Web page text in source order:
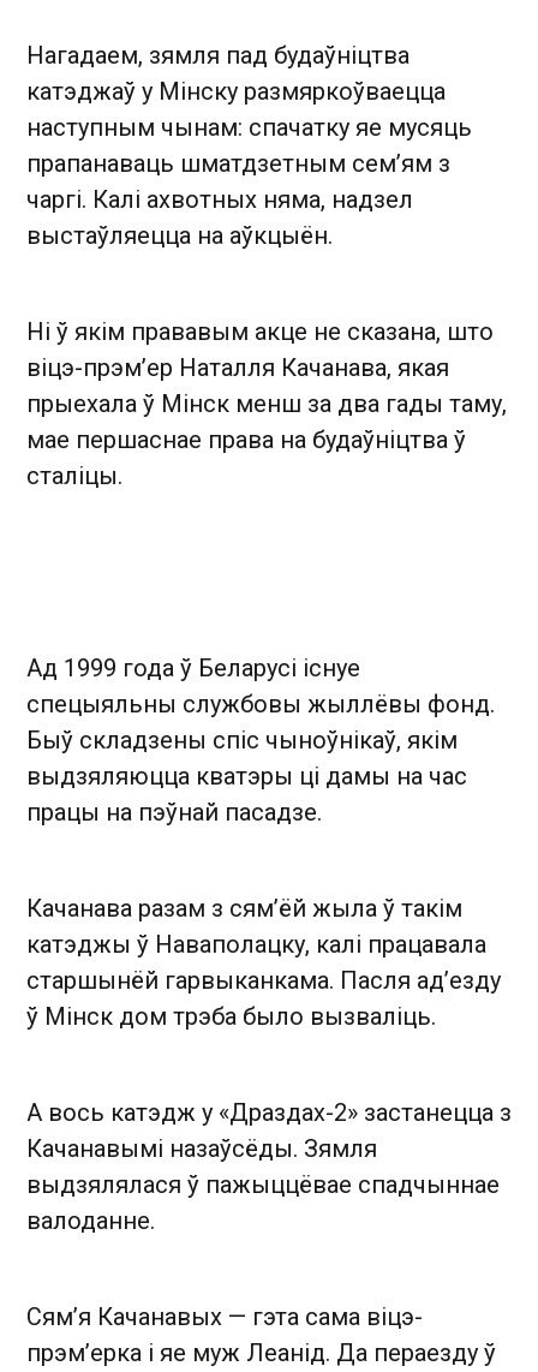
Нагадаем, зямля пад будаўніцтва
катэджаў у Мінску размяркоўваецца
наступным чынам: спачатку яе мусяць
прапанаваць шматдзетным сем’ям з
чаргі. Калі ахвотных няма, надзел
выстаўляецца на аўкцыён.
Ні ў якім прававым акце не сказана, што
віцэ-прэм’ер Наталля Качанава, якая
прыехала ў Мінск менш за два гады таму,
мае першаснае права на будаўніцтва ў
сталіцы.
Ад 1999 года ў Беларусі існуе
спецыяльны службовы жыллёвы фонд.
Быў складзены спіс чыноўнікаў, якім
выдзяляюцца кватэры ці дамы на час
працы на пэўнай пасадзе.
Качанава разам з сям’ёй жыла ў такім
катэджы ў Наваполацку, калі працавала
старшынёй гарвыканкама. Пасля ад’езду
ў Мінск дом трэба было вызваліць.
А вось катэдж у «Драздах-2» застанецца з
Качанавымі назаўсёды. Зямля
выдзялялася ў пажыццёвае спадчыннае
валоданне.
Сям’я Качанавых — гэта сама віцэ-
прэм’ерка і яе муж Леанід. Да пераезду ў